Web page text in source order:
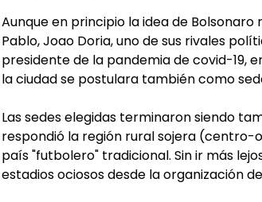
Aunque en principio la idea de
Pablo, Joao Doria, uno de sus rivales
presidente de la pandemia de covid-19,
la ciudad se postulara también como
Las sedes elegidas terminaron siendo
respondió la región rural sojera (centro-
país "futbolero" tradicional. Sin ir más
estadios ociosos desde la organización